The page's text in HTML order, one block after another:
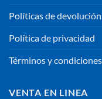
Políticas de devolución
Política de privacidad
Términos y condiciones
VENTA EN LINEA